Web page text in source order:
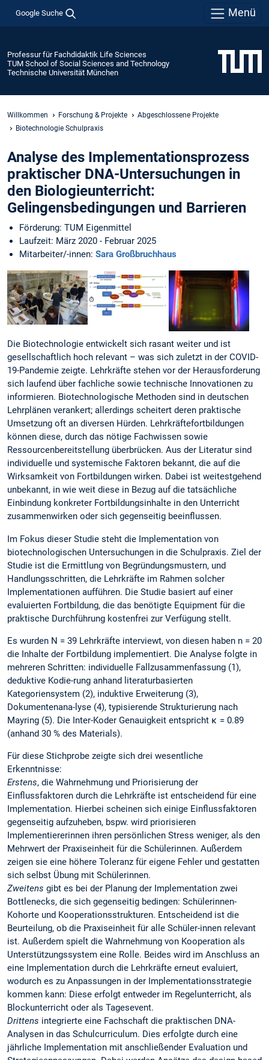
Google Suche Menü
Professur für Fachdidaktik Life Sciences
TUM School of Social Sciences and Technology
Technische Universität München
Willkommen Forschung & Projekte
Abgeschlossene Projekte
Biotechnologie Schulpraxis
Analyse des Implementationsprozess
praktischer DNA-Untersuchungen in
den Biologieunterricht:
Gelingensbedingungen und Barrieren
Förderung: TUM Eigenmittel
Laufzeit: März 2020 - Februar 2025
Mitarbeiter/-innen: Sara Großbruchhaus
Die Biotechnologie entwickelt sich rasant weiter und ist
gesellschaftlich hoch relevant – was sich zuletzt in der COVID-
19-Pandemie zeigte. Lehrkräfte stehen vor der Herausforderung
sich laufend über fachliche sowie technische Innovationen zu
informieren. Biotechnologische Methoden sind in deutschen
Lehrplänen verankert; allerdings scheitert deren praktische
Umsetzung oft an diversen Hürden. Lehrkräftefortbildungen
können diese, durch das nötige Fachwissen sowie
Ressourcenbereitstellung überbrücken. Aus der Literatur sind
individuelle und systemische Faktoren bekannt, die auf die
Wirksamkeit von Fortbildungen wirken. Dabei ist weitestgehend
unbekannt, in wie weit diese in Bezug auf die tatsächliche
Einbindung konkreter Fortbildungsinhalte in den Unterricht
zusammenwirken oder sich gegenseitig beeinflussen.
Im Fokus dieser Studie steht die Implementation von
biotechnologischen Untersuchungen in die Schulpraxis. Ziel der
Studie ist die Ermittlung von Begründungsmustern, und
Handlungsschritten, die Lehrkräfte im Rahmen solcher
Implementationen aufführen. Die Studie basiert auf einer
evaluierten Fortbildung, die das benötigte Equipment für die
praktische Durchführung kostenfrei zur Verfügung stellt.
Es wurden N = 39 Lehrkräfte interviewt, von diesen haben n = 20
die Inhalte der Fortbildung implementiert. Die Analyse folgte in
mehreren Schritten: individuelle Fallzusammenfassung (1),
deduktive Kodie-rung anhand literaturbasierten
Kategoriensystem (2), induktive Erweiterung (3),
Dokumentenana-lyse (4), typisierende Strukturierung nach
Mayring (5). Die Inter-Koder Genauigkeit entspricht κ = 0.89
(anhand 30 % des Materials).
Für diese Stichprobe zeigte sich drei wesentliche
Erkenntnisse:
Erstens, die Wahrnehmung und Priorisierung der
Einflussfaktoren durch die Lehrkräfte ist entscheidend für eine
Implementation. Hierbei scheinen sich einige Einflussfaktoren
gegenseitig aufzuheben, bspw. wird priorisieren
Implementiererinnen ihren persönlichen Stress weniger, als den
Mehrwert der Praxiseinheit für die Schülerinnen. Außerdem
zeigen sie eine höhere Toleranz für eigene Fehler und gestatten
sich selbst Übung mit Schülerinnen.
Zweitens gibt es bei der Planung der Implementation zwei
Bottlenecks, die sich gegenseitig bedingen: Schülerinnen-
Kohorte und Kooperationsstrukturen. Entscheidend ist die
Beurteilung, ob die Praxiseinheit für alle Schüler-innen relevant
ist. Außerdem spielt die Wahrnehmung von Kooperation als
Unterstützungssystem eine Rolle. Beides wird im Anschluss an
eine Implementation durch die Lehrkräfte erneut evaluiert,
wodurch es zu Anpassungen in der Implementationsstrategie
kommen kann: Diese erfolgt entweder im Regelunterricht, als
Blockunterricht oder als Tagesevent.
Drittens integrierte eine Fachschaft die praktischen DNA-
Analysen in das Schulcurriculum. Dies erfolgte durch eine
jährliche Implementation mit anschließender Evaluation und